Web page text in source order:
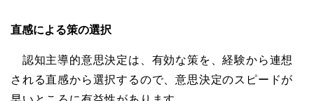
直感による策の選択
認知主導的意思決定は、有効な策を、経験から連想
される直感から選択するので、意思決定のスピードが